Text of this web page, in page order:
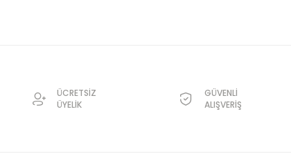
ÜCRETSİZ
ÜYELİK
GÜVENLİ
ALIŞVERİŞ